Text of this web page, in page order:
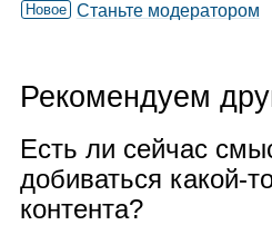
Новое Станьте модератором
Рекомендуем
Есть ли сей­час
доби­ваться
кон­тента?